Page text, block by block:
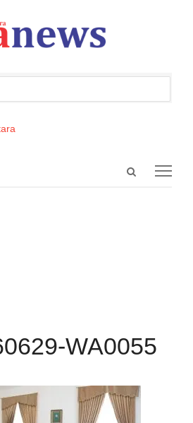
Open
WA0055